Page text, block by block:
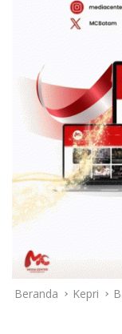
Beranda Kepri